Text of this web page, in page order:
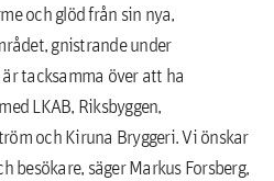
och glöd från sin nya,
gnistrande under
tacksamma över att ha
LKAB, Riksbyggen,
och Kiruna Bryggeri. Vi önskar
besökare, säger Markus Forsberg,